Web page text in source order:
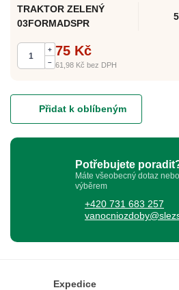
TRAKTOR ZELENÝ
03FORMADSPR
+
–
75 Kč
61,98 Kč bez DPH
Přidat k oblíbeným
Potřebujete
Máte všeobecný dotaz
výběrem
+420 731 683 257
Expedice